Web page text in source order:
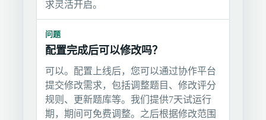
求灵活开启。
问题
配置完成后可以修改吗？
可以。配置上线后，您可以通过协作平台
提交修改需求，包括调整题目、修改评分
规则、更新题库等。我们提供7天试运行
期，期间可免费调整。之后根据修改范围